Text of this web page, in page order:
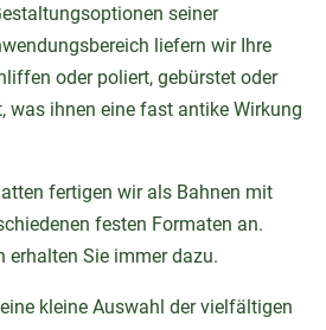
seiner
liefern wir Ihre
oder poliert, gebürstet oder
was ihnen eine fast antike Wirkung
fertigen wir als Bahnen mit
festen Formaten an.
erhalten Sie immer dazu.
kleine Auswahl der vielfältigen